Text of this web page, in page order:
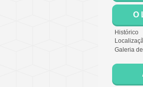
O
Histórico
Galeria